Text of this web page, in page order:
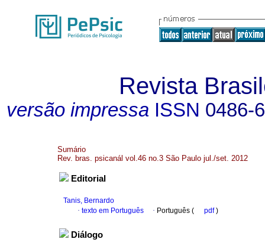
Revista
versão impressa ISSN 0486-
Sumário
Rev. bras. psicanál vol.46 no.3 São Paulo jul./set. 2012
Editorial
Tanis, Bernardo
· texto em Português · Português ( pdf)
Diálogo